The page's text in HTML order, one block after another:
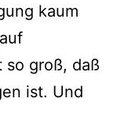
kaum
so groß, daß
ist. Und